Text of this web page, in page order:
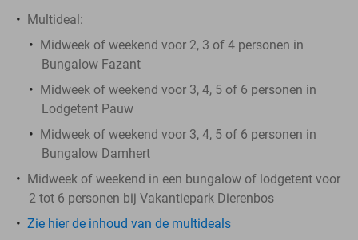
Multideal:
Midweek of weekend voor 2, 3 of 4 personen in
Bungalow Fazant
Midweek of weekend voor 3, 4, 5 of 6 personen in
Lodgetent Pauw
Midweek of weekend voor 3, 4, 5 of 6 personen in
Bungalow Damhert
Midweek of weekend in een bungalow of lodgetent voor
2 tot 6 personen bij Vakantiepark Dierenbos
Zie hier de inhoud van de multideals